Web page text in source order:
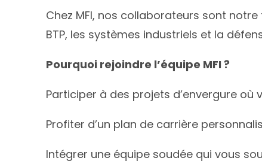
Chez MFI, nos collaborateurs sont
BTP, les systèmes industriels et la
Pourquoi rejoindre l’équipe MFI ?
Participer à des projets d’envergure
Profiter d’un plan de carrière
Intégrer une équipe soudée qui vous